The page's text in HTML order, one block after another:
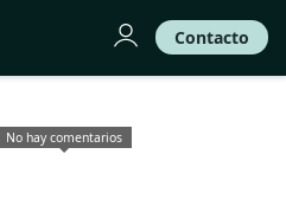
Contacto
No hay comentarios